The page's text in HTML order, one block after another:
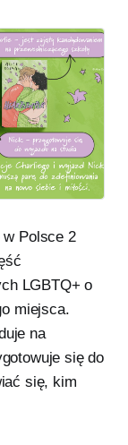
świecie komiksów!
w Polsce 2
LGBTQ+ o
miejsca.
na
się do
się, kim